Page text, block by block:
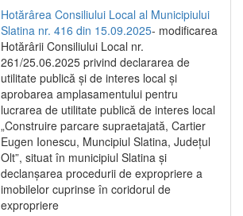
Hotărârea Consiliului Local al Municipiului
Slatina nr. 416 din 15.09.2025- modificarea
Hotărârii Consiliului Local nr.
261/25.06.2025 privind declararea de
utilitate publică și de interes local și
aprobarea amplasamentului pentru
lucrarea de utilitate publică de interes local
„Construire parcare supraetajată, Cartier
Eugen Ionescu, Muncipiul Slatina, Județul
Olt”, situat în municipiul Slatina și
declanșarea procedurii de expropriere a
imobilelor cuprinse în coridorul de
expropriere